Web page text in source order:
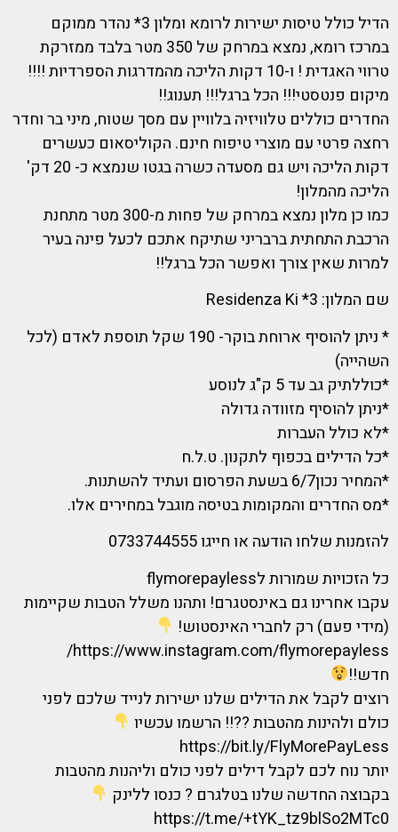
הדיל כולל טיסות ישירות לרומא ומלון 3* נהדר ממוקם
במרכז רומא, נמצא במרחק של 350 מטר בלבד ממזרקת
טרווי האגדית ! ו-10 דקות הליכה מהמדרגות הספרדיות !!!!
מיקום פנטסטי!!! הכל ברגל!!! תענוג!!
החדרים כוללים טלוויזיה בלוויין עם מסך שטוח, מיני בר וחדר
רחצה פרטי עם מוצרי טיפוח חינם. הקוליסאום כעשרים
דקות הליכה ויש גם מסעדה כשרה בגטו שנמצא כ- 20 דק'
הליכה מהמלון!
כמו כן מלון נמצא במרחק של פחות מ-300 מטר מתחנת
הרכבת התחתית ברבריני שתיקח אתכם לכעל פינה בעיר
למרות שאין צורך ואפשר הכל ברגל!!
שם המלון: 3* Residenza Ki
* ניתן להוסיף ארוחת בוקר- 190 שקל תוספת לאדם (לכל
השהייה)
*כוללתיק גב עד 5 ק"ג לנוסע
*ניתן להוסיף מזוודה גדולה
*לא כולל העברות
*כל הדילים בכפוף לתקנון. ט.ל.ח
*המחיר נכון6/7 בשעת הפרסום ועתיד להשתנות.
*מס החדרים והמקומות בטיסה מוגבל במחירים אלו.
להזמנות שלחו הודעה או חייגו 0733744555
כל הזכויות שמורות לflymorepayless
עקבו אחרינו גם באינסטגרם! ותהנו משלל הטבות שקיימות
(מידי פעם) רק לחברי האינסטוש!
https://www.instagram.com/flymorepayless/
חדש!!
רוצים לקבל את הדילים שלנו ישירות לנייד שלכם לפני
כולם ולהינות מהטבות ??!! הרשמו עכשיו
https://bit.ly/FlyMorePayLess
יותר נוח לכם לקבל דילים לפני כולם וליהנות מהטבות
בקבוצה החדשה שלנו בטלגרם ? כנסו ללינק
https://t.me/+tYK_tz9blSo2MTc0